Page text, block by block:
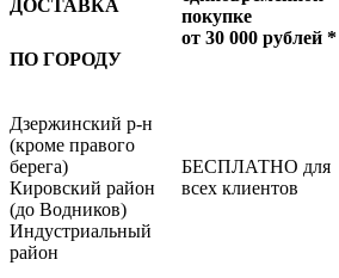
ДОСТАВКА
покупке
от 30 000 рублей *
ПО ГОРОДУ
Дзержинский р-н
(кроме правого
берега)
Кировский район
(до Водников)
Индустриальный
район
БЕСПЛАТНО для
всех клиентов